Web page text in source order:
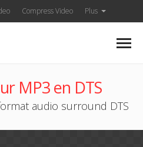
Compress Video Plus
MP3 en DTS
audio surround DTS